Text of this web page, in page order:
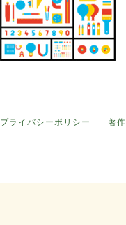
プライバシーポリシー 著